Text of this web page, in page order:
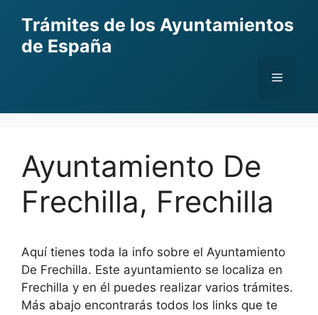
content
Trámites de los Ayuntamientos
de España
Menu
Ayuntamiento De
Frechilla, Frechilla
Aquí tienes toda la info sobre el Ayuntamiento
De Frechilla. Este ayuntamiento se localiza en
Frechilla y en él puedes realizar varios trámites.
Más abajo encontrarás todos los links que te